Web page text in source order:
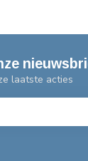
laatste acties